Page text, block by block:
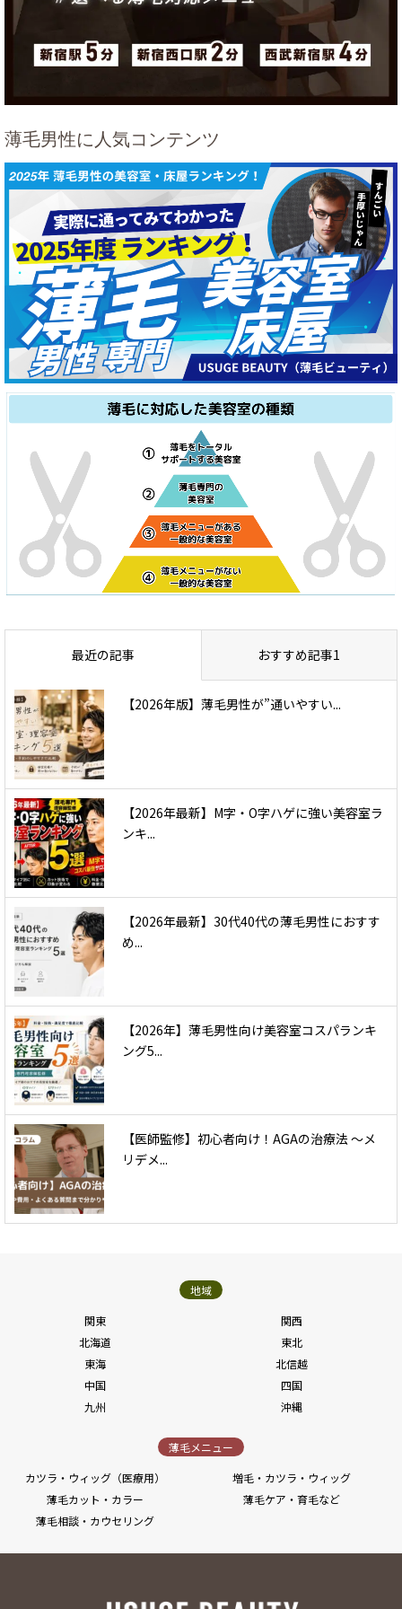
薄毛男性に人気コンテンツ
最近の記事 おすすめ記事1
【2026年版】薄毛男性が”通いやすい...
【2026年最新】M字・O字ハゲに強い美容室ラ
ンキ...
【2026年最新】30代40代の薄毛男性におすす
め...
【2026年】薄毛男性向け美容室コスパランキ
ング5...
【医師監修】初心者向け！AGAの治療法 〜メ
リデメ...
地域
関東
関西
北海道
東北
東海
北信越
中国
四国
九州
沖縄
薄毛メニュー
カツラ・ウィッグ（医療用）
増毛・カツラ・ウィッグ
薄毛カット・カラー
薄毛ケア・育毛など
薄毛相談・カウセリング